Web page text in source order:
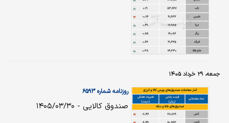
جمعه، ۲۹ خرداد ۱۴۰۵
روزنامه شماره ۶۵۹۳
صندوق کالایی - ۱۴۰۵/۰۳/۳۰